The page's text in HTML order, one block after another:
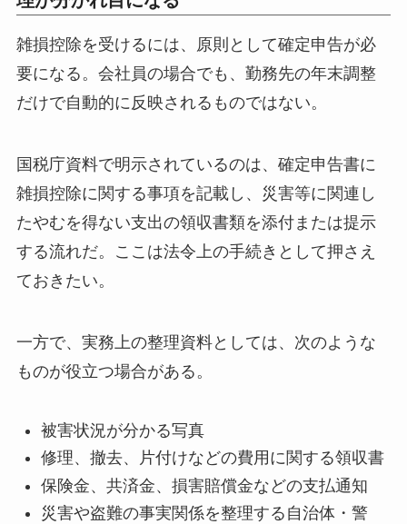
雑損控除を受けるには、原則として確定申告が必
要になる。会社員の場合でも、勤務先の年末調整
だけで自動的に反映されるものではない。
国税庁資料で明示されているのは、確定申告書に
雑損控除に関する事項を記載し、災害等に関連し
たやむを得ない支出の領収書類を添付または提示
する流れだ。ここは法令上の手続きとして押さえ
ておきたい。
一方で、実務上の整理資料としては、次のような
ものが役立つ場合がある。
被害状況が分かる写真
修理、撤去、片付けなどの費用に関する領収書
保険金、共済金、損害賠償金などの支払通知
災害や盗難の事実関係を整理する自治体・警